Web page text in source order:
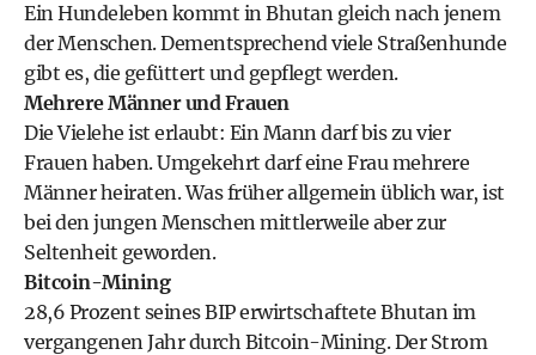
Ein Hundeleben kommt in Bhutan gleich nach jenem
der Menschen. Dementsprechend viele Straßenhunde
gibt es, die gefüttert und gepflegt werden.
Mehrere Männer und Frauen
Die Vielehe ist erlaubt: Ein Mann darf bis zu vier
Frauen haben. Umgekehrt darf eine Frau mehrere
Männer heiraten. Was früher allgemein üblich war, ist
bei den jungen Menschen mittlerweile aber zur
Seltenheit geworden.
Bitcoin-Mining
28,6 Prozent seines BIP erwirtschaftete Bhutan im
vergangenen Jahr durch Bitcoin-Mining. Der Strom